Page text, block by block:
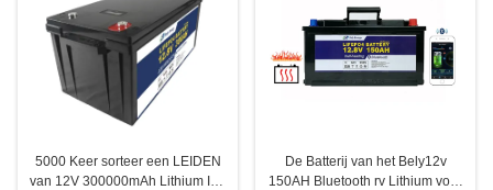
5000 Keer sorteer een LEIDEN
van 12V 300000mAh Lithium Ion
De Batterij van het Bely12v
150AH Bluetooth rv Lithium voor